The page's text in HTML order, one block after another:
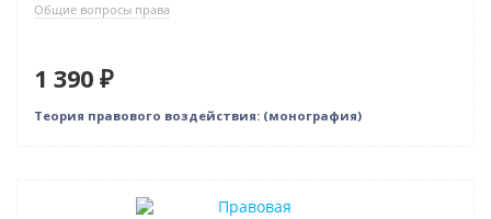
Общие вопросы права
1 390 ₽
Теория правового воздействия: (монография)